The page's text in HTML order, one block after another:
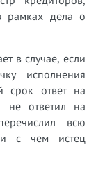
рамках дела о
в случае, если
исполнения
срок ответ на
не ответил на
всю
с чем истец